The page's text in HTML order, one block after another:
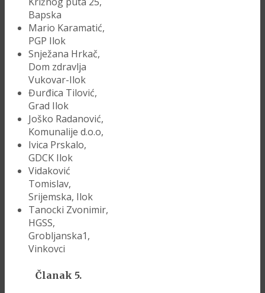
Bapska
Mario Karamatić,
PGP Ilok
Snježana Hrkač,
Dom zdravlja
Vukovar-Ilok
Đurđica Tilović,
Grad Ilok
Joško Radanović,
Komunalije d.o.o,
Ivica Prskalo,
GDCK Ilok
Vidaković
Tomislav,
Srijemska, Ilok
Tanocki Zvonimir,
HGSS,
Grobljanska1,
Vinkovci
Članak 5.